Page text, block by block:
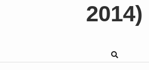
2014)